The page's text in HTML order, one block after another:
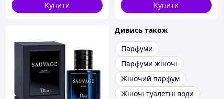
Купити Купити
Дивись також
Парфуми
Парфуми жіночі
Жіночий парфум
Жіночі туалетні води